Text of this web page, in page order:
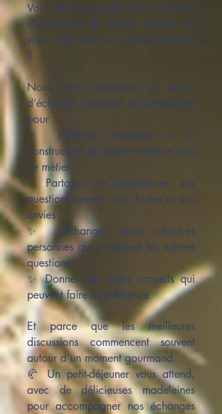
Vous êtes engagé(e) dans une VAE
d’Éducateur de Jeunes Enfants ou
vous avez déjà vécu cette aventure
?
Nous vous proposons un temps
d’échange convivial et bienveillant
pour :
✨ Réfléchir ensemble à la
construction de votre transition vers
ce métier
✨ Partager vos expériences, vos
questionnements, vos doutes et vos
envies
✨ Échanger avec d’autres
personnes qui se posent les mêmes
questions
✨ Donner des petits conseils qui
peuvent faire la différence
Et parce que les meilleures
discussions commencent souvent
autour d’un moment gourmand…
🥐 Un petit-déjeuner vous attend,
avec de délicieuses madeleines
pour accompagner nos échanges